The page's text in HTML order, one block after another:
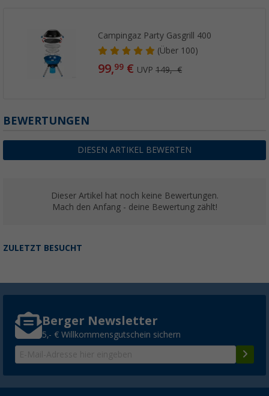
Campingaz Party Gasgrill 400
(Über100)
99,99 € UVP149,- €
BEWERTUNGEN
DIESEN ARTIKEL BEWERTEN
Dieser Artikel hat noch keine Bewertungen.
Mach den Anfang - deine Bewertung zählt!
ZULETZT BESUCHT
Berger Newsletter
5,- € Willkommensgutschein sichern